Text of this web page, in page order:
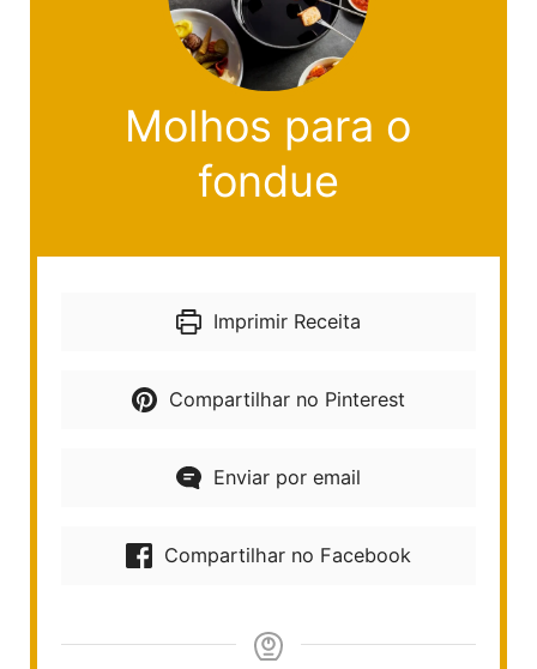
Molhos para o
fondue
Imprimir Receita
Compartilhar no Pinterest
Enviar por email
Compartilhar no Facebook